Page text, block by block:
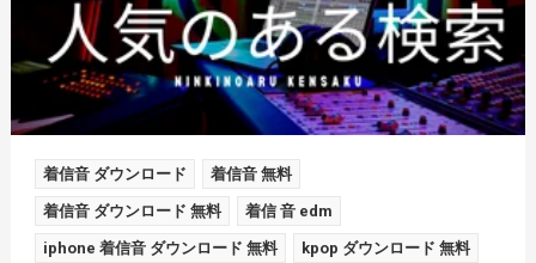
着信音 ダウンロード 着信音 無料
着信音 ダウンロード 無料 着信 音 edm
iphone 着信音 ダウンロード 無料 kpop ダウンロード 無料